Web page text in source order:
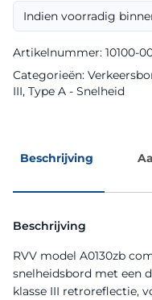
aantal
Indien voorradig
Artikelnummer: 10100-
Categorieën:
III, Type A - Snelheid
Beschrijving
Beschrijving
RVV model A0130zb
snelheidsbord met een
klasse III retroreflectie,